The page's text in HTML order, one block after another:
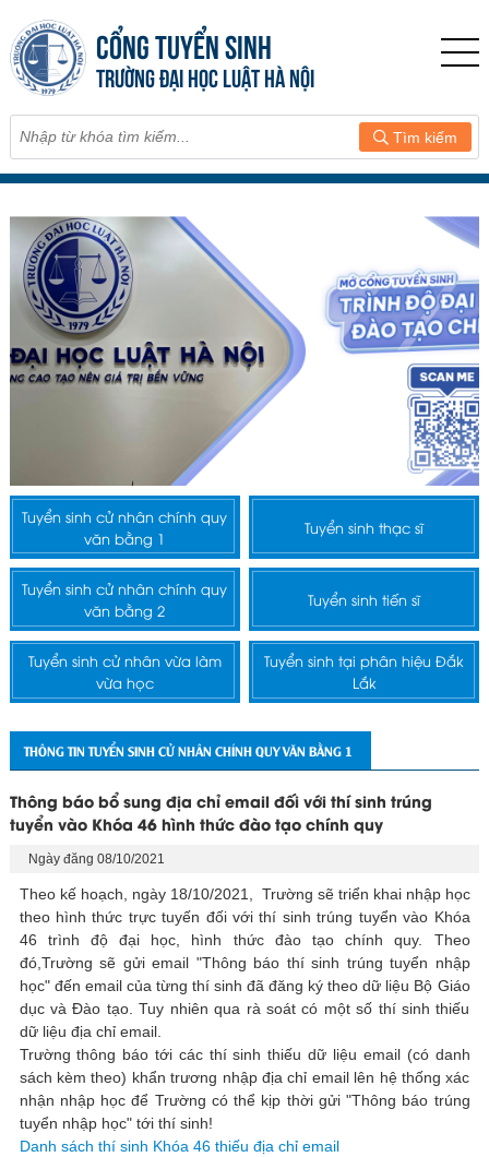
CỔNG TUYỂN SINH
TRƯỜNG ĐẠI HỌC LUẬT HÀ NỘI
Tìm kiếm
Tuyển sinh cử nhân chính quy
văn bằng 1
Tuyển sinh thạc sĩ
Tuyển sinh cử nhân chính quy
văn bằng 2
Tuyển sinh tiến sĩ
Tuyển sinh cử nhân vừa làm
vừa học
Tuyển sinh tại phân hiệu Đắk
Lắk
THÔNG TIN TUYỂN SINH CỬ NHÂN CHÍNH QUY VĂN BẰNG 1
Thông báo bổ sung địa chỉ email đối với thí sinh trúng
tuyển vào Khóa 46 hình thức đào tạo chính quy
Ngày đăng 08/10/2021
Theo kế hoạch, ngày 18/10/2021, Trường sẽ triển khai nhập học
theo hình thức trực tuyến đối với thí sinh trúng tuyển vào Khóa
46 trình độ đại học, hình thức đào tạo chính quy. Theo
đó,Trường sẽ gửi email "Thông báo thí sinh trúng tuyển nhập
học" đến email của từng thí sinh đã đăng ký theo dữ liệu Bộ Giáo
dục và Đào tạo. Tuy nhiên qua rà soát có một số thí sinh thiếu
dữ liệu địa chỉ email.
Trường thông báo tới các thí sinh thiếu dữ liệu email (có danh
sách kèm theo) khẩn trương nhập địa chỉ email lên hệ thống xác
nhận nhập học để Trường có thể kịp thời gửi "Thông báo trúng
tuyển nhập học" tới thí sinh!
Danh sách thí sinh Khóa 46 thiếu địa chỉ email